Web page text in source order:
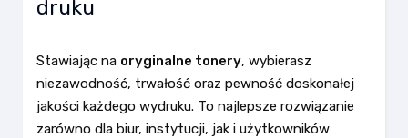
druku
Stawiając na oryginalne tonery, wybierasz
niezawodność, trwałość oraz pewność doskonałej
jakości każdego wydruku. To najlepsze rozwiązanie
zarówno dla biur, instytucji, jak i użytkowników